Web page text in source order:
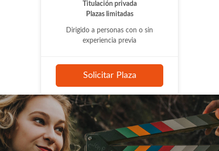
Titulación privada
Plazas limitadas
Dirigido a personas con o sin
experiencia previa
Solicitar Plaza